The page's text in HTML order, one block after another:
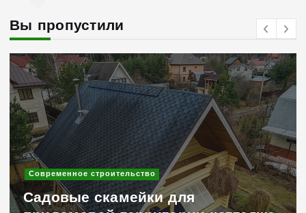
Вы пропустили
Современное строительство
Садовые скамейки для